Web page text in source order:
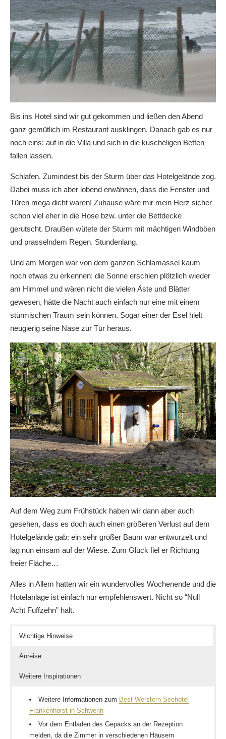
Bis ins Hotel sind wir gut gekommen und ließen den Abend
ganz gemütlich im Restaurant ausklingen. Danach gab es nur
noch eins: auf in die Villa und sich in die kuscheligen Betten
fallen lassen.
Schlafen. Zumindest bis der Sturm über das Hotelgelände zog.
Dabei muss ich aber lobend erwähnen, dass die Fenster und
Türen mega dicht waren! Zuhause wäre mir mein Herz sicher
schon viel eher in die Hose bzw. unter die Bettdecke
gerutscht. Draußen wütete der Sturm mit mächtigen Windböen
und prasselndem Regen. Stundenlang.
Und am Morgen war von dem ganzen Schlamassel kaum
noch etwas zu erkennen: die Sonne erschien plötzlich wieder
am Himmel und wären nicht die vielen Äste und Blätter
gewesen, hätte die Nacht auch einfach nur eine mit einem
stürmischen Traum sein können. Sogar einer der Esel hielt
neugierig seine Nase zur Tür heraus.
Auf dem Weg zum Frühstück haben wir dann aber auch
gesehen, dass es doch auch einen größeren Verlust auf dem
Hotelgelände gab: ein sehr großer Baum war entwurzelt und
lag nun einsam auf der Wiese. Zum Glück fiel er Richtung
freier Fläche…
Alles in Allem hatten wir ein wundervolles Wochenende und die
Hotelanlage ist einfach nur empfehlenswert. Nicht so “Null
Acht Fuffzehn” halt.
Wichtige Hinweise
Anreise
Weitere Inspirationen
Weitere Informationen zum Best Werstern Seehotel
Frankenhorst in Schwerin
Vor dem Entladen des Gepäcks an der Rezeption
melden, da die Zimmer in verschiedenen Häusern